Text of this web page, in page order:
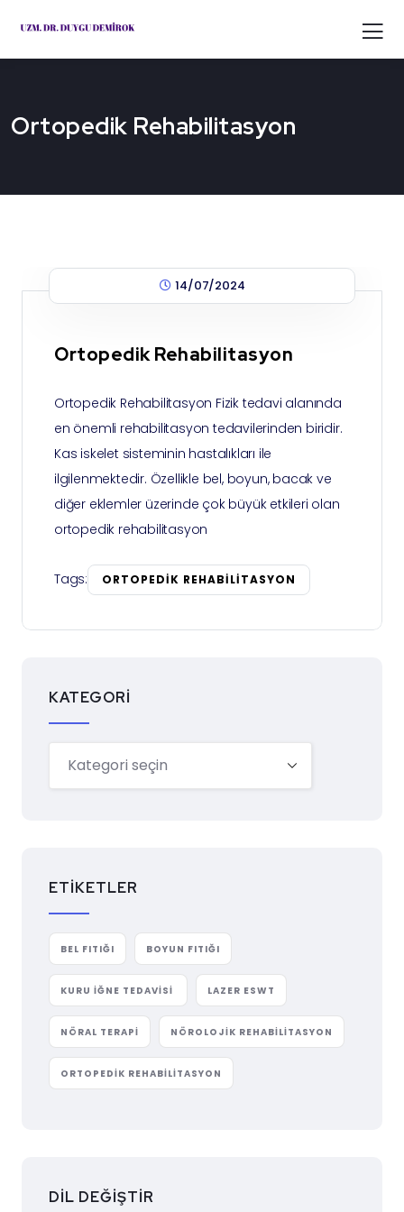
Ortopedik Rehabilitasyon
14/07/2024
Ortopedik Rehabilitasyon
Ortopedik Rehabilitasyon Fizik tedavi alanında
en önemli rehabilitasyon tedavilerinden biridir.
Kas iskelet sisteminin hastalıkları ile
ilgilenmektedir. Özellikle bel, boyun, bacak ve
diğer eklemler üzerinde çok büyük etkileri olan
ortopedik rehabilitasyon
Tags: ORTOPEDIK REHABILITASYON
KATEGORI
ETIKETLER
BEL FITIĞI BOYUN FITIĞI
KURU İĞNE TEDAVISI LAZER ESWT
NÖRAL TERAPI NÖROLOJIK REHABILITASYON
ORTOPEDIK REHABILITASYON
DİL DEĞİŞTİR